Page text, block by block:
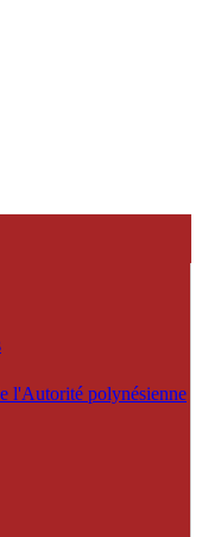
l'Autorité polynésienne